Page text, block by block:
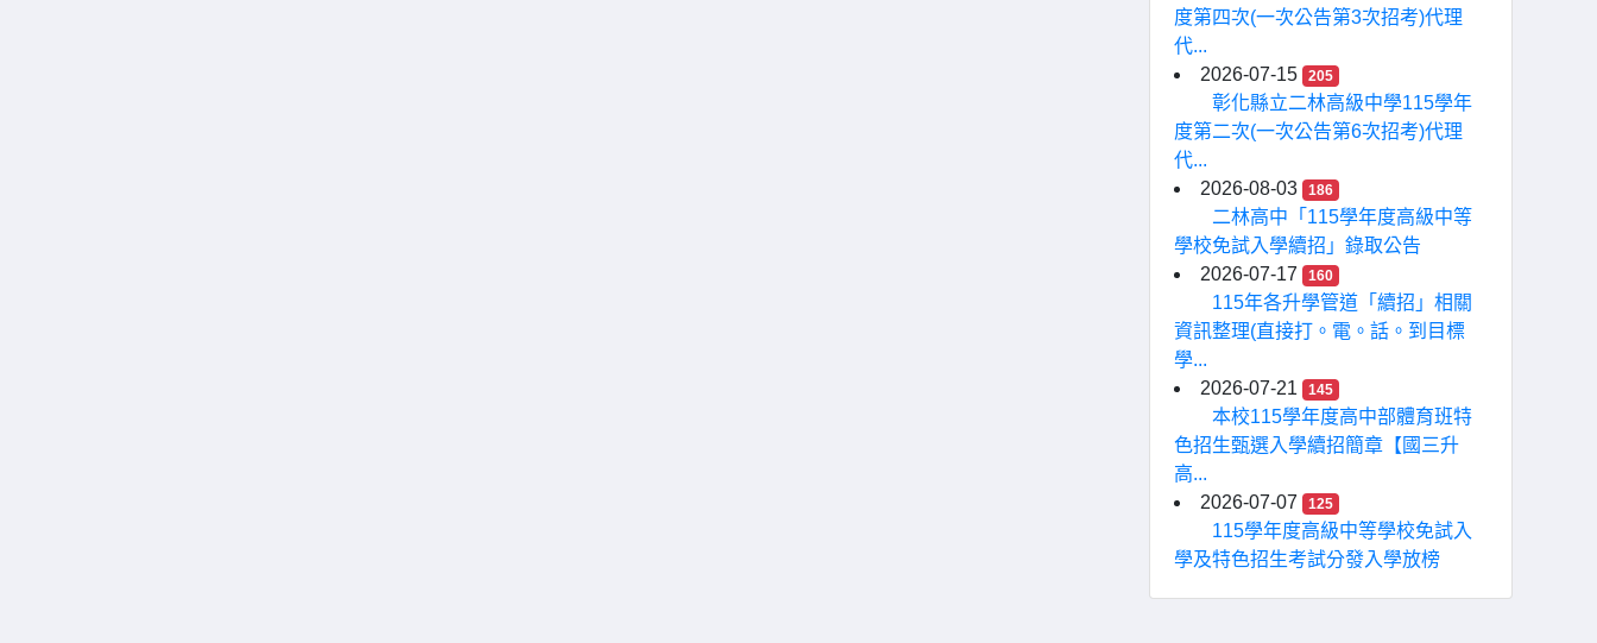
度第四次(一次公告第3次招考)代理
代...
2026-07-15
205
彰化縣立二林高級中學115學年
度第二次(一次公告第6次招考)代理
代...
2026-08-03
186
二林高中「115學年度高級中等
學校免試入學續招」錄取公告
2026-07-17
160
115年各升學管道「續招」相關
資訊整理(直接打。電。話。到目標
學...
2026-07-21
145
本校115學年度高中部體育班特
色招生甄選入學續招簡章【國三升
高...
2026-07-07
125
115學年度高級中等學校免試入
學及特色招生考試分發入學放榜